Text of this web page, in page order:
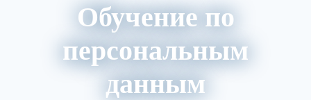
Обучение по
персональным
данным